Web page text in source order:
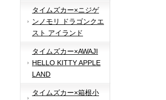
タイムズカー×ニジゲ
ンノモリ ドラゴンクエ
スト アイランド
タイムズカー×AWAJI
HELLO KITTY APPLE
LAND
タイムズカー×箱根小